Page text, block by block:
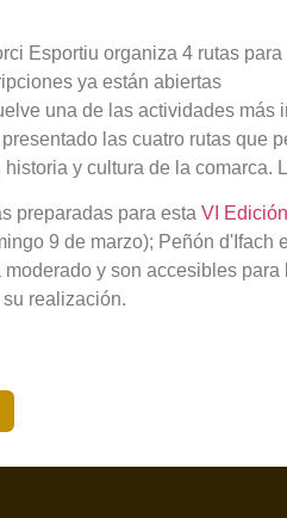
Esportiu organiza 4 rutas
ya están abiertas
una de las actividades
las cuatro rutas que
y cultura de la comarca.
preparadas para esta VI
9 de marzo); Peñón
moderado y son accesibles
realización.